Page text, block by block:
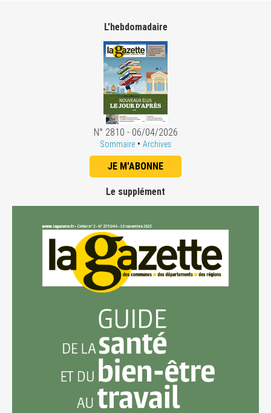
L'hebdomadaire
N° 2810 - 06/04/2026
Sommaire • Archives
JE M'ABONNE
Le supplément